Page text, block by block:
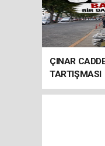
ÇINAR
TARTIŞMASI